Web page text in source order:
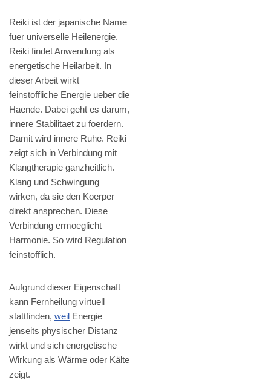
Reiki ist der japanische Name
fuer universelle Heilenergie.
Reiki findet Anwendung als
energetische Heilarbeit. In
dieser Arbeit wirkt
feinstoffliche Energie ueber die
Haende. Dabei geht es darum,
innere Stabilitaet zu foerdern.
Damit wird innere Ruhe. Reiki
zeigt sich in Verbindung mit
Klangtherapie ganzheitlich.
Klang und Schwingung
wirken, da sie den Koerper
direkt ansprechen. Diese
Verbindung ermoeglicht
Harmonie. So wird Regulation
feinstofflich.
Aufgrund dieser Eigenschaft
kann Fernheilung virtuell
stattfinden, weil Energie
jenseits physischer Distanz
wirkt und sich energetische
Wirkung als Wärme oder Kälte
zeigt.